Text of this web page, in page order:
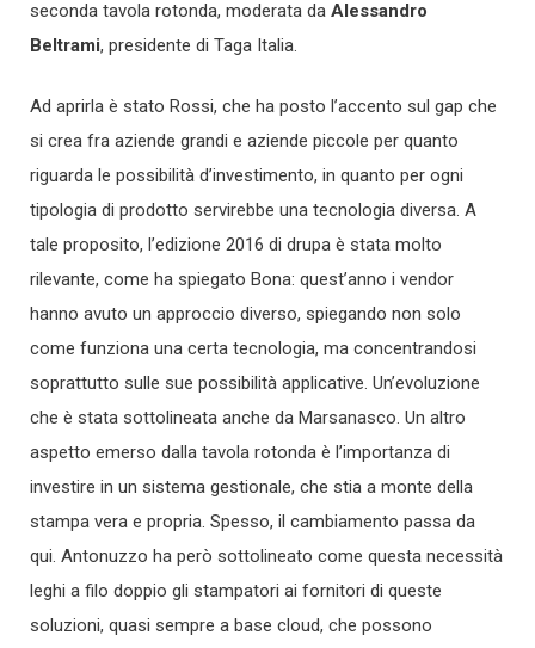
seconda tavola rotonda, moderata da Alessandro
Beltrami, presidente di Taga Italia.
Ad aprirla è stato Rossi, che ha posto l’accento sul gap che
si crea fra aziende grandi e aziende piccole per quanto
riguarda le possibilità d’investimento, in quanto per ogni
tipologia di prodotto servirebbe una tecnologia diversa. A
tale proposito, l’edizione 2016 di drupa è stata molto
rilevante, come ha spiegato Bona: quest’anno i vendor
hanno avuto un approccio diverso, spiegando non solo
come funziona una certa tecnologia, ma concentrandosi
soprattutto sulle sue possibilità applicative. Un’evoluzione
che è stata sottolineata anche da Marsanasco. Un altro
aspetto emerso dalla tavola rotonda è l’importanza di
investire in un sistema gestionale, che stia a monte della
stampa vera e propria. Spesso, il cambiamento passa da
qui. Antonuzzo ha però sottolineato come questa necessità
leghi a filo doppio gli stampatori ai fornitori di queste
soluzioni, quasi sempre a base cloud, che possono